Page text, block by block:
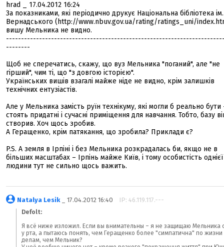
hrad _ 17.04.2012 16:24
За показниками, які періодично друкує Національна бібліотека ім.
Вернадського (http://www.nbuv.gov.ua/rating/ratings_uni/
вишу Мельника не видно.
--------
Щоб не сперечатись, скажу, що вуз Мельника "поганий", але "не
гірший", чим ті, що "з довгою історією".
Українських вишів взагалі майже ніде не видно, крім залишків
технічних ентузіастів.
Але у Мельника замість руїн технікуму, які могли б реально бути
стоять придатні і сучасні приміщення для навчання. Тобто, базу
створив. Хоч щось зробив.
А Геращенко, крім патякання, що зробила? Приклади є?
P.S. А земля в Ірпіні і без Мельника розкрадалась би, якщо не в
більших масштабах – Ірпінь майже Київ, і тому особистість однієї
людини тут не сильно щось важить.
Natalya Lesik_ 17.04.2012 16:40 IP: 46.119.117.---
Defolt:
Я всё ниже изложил. Если вы внимательны – я не защищаю Мельника
у рта, а пытаюсь понять, чем Геращенко более "симпатична" по жизни
делам, чем Мельник?